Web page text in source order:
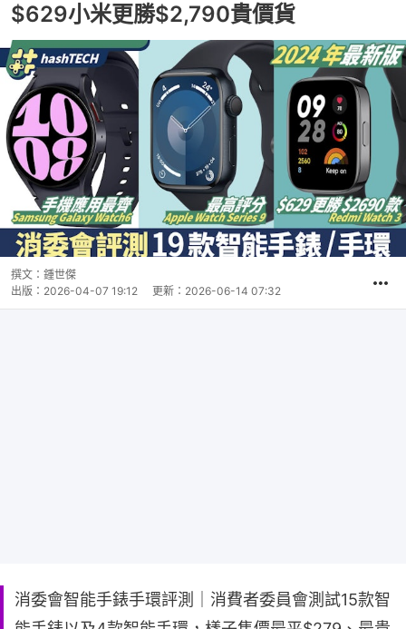
$629小米更勝$2,790貴價貨
撰文： 鍾世傑
出版： 2026-04-07 19:12 更新： 2026-06-14 07:32
消委會智能手錶手環評測｜消費者委員會測試15款智